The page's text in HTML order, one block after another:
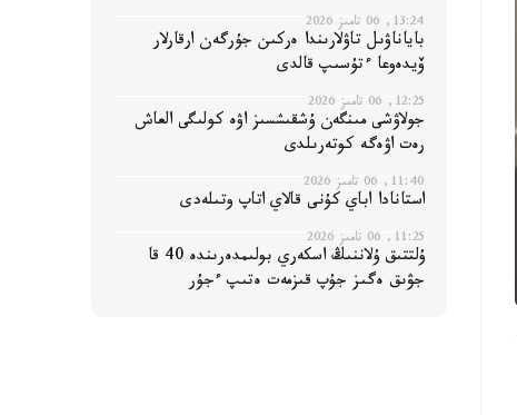
13:24, 06 تامىز 2026
باياناۋىل تاۋلارىندا ەركىن جۇرگەن ارقارلار
ۆيدەوعا ءتۇسىپ قالدى
12:25, 06 تامىز 2026
جولاۋشى مىنگەن ۇشقىشسىز اۋە كولىگى العاش
رەت اۋەگە كوتەرىلدى
11:40, 06 تامىز 2026
استانادا اباي كۇنى قالاي اتاپ وتىلەدى
11:25, 06 تامىز 2026
ۇلتتىق ۇلاننىڭ اسكەري بولىمدەرىندە 40 قا
جۋىق ەگىز جۇپ قىزمەت ەتىپ ءجۇر